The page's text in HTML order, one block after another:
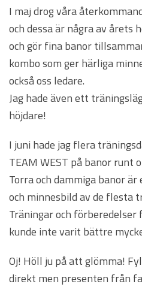
I maj drog våra
och dessa är några av årets
och gör fina banor
kombo som ger härliga
också oss ledare.
Jag hade även ett
höjdare!
I juni hade jag flera
TEAM WEST på banor runt
Torra och dammiga banor
och minnesbild av de flesta
Träningar och
kunde inte varit bättre
Oj! Höll ju på att glömma!
direkt men presenten från